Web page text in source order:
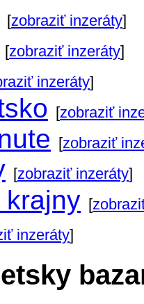
[zobraziť inzeráty]
[zobraziť inzeráty]
inzeráty]
[zobraziť
[zobraziť
[zobraziť inzeráty]
krajny [
inzeráty]